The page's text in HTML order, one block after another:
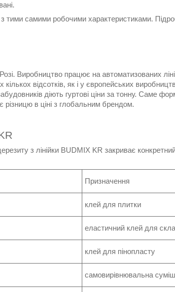
тими самими робочими характеристиками.
Виробництво працює на автоматизованих
відсотків, як і у європейських
діють гуртові ціни за тонну. Саме
в ціні з глобальним брендом.
з лінійки BUDMIX KR закриває
Призначення
клей для плитки
еластичний клей для
клей для пінопласту
самовирівнювальна суміш